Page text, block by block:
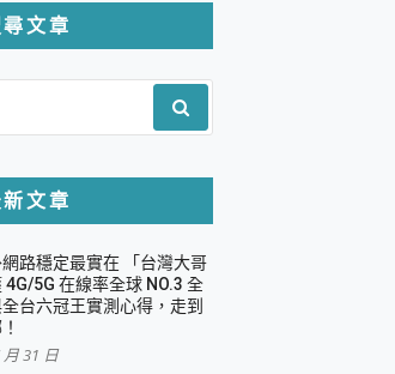
質戶外攝影機 開箱 評
價
& 煥彩流動 」的沈浸
開箱 評測
文章
新文章
路穩定最實在 「台灣大哥
4G/5G 在線率全球 NO.3 全
台六冠王實測心得，走到
月 31 日